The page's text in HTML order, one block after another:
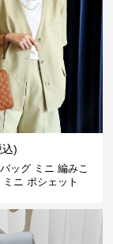
)
ッグ ミニ 編みこ
ニ ポシェット